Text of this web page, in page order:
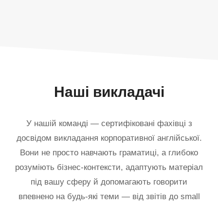
Наші викладачі
У нашій команді — сертифіковані фахівці з
досвідом викладання корпоративної англійської.
Вони не просто навчають граматиці, а глибоко
розуміють бізнес-контексти, адаптують матеріал
під вашу сферу й допомагають говорити
впевнено на будь-які теми — від звітів до small